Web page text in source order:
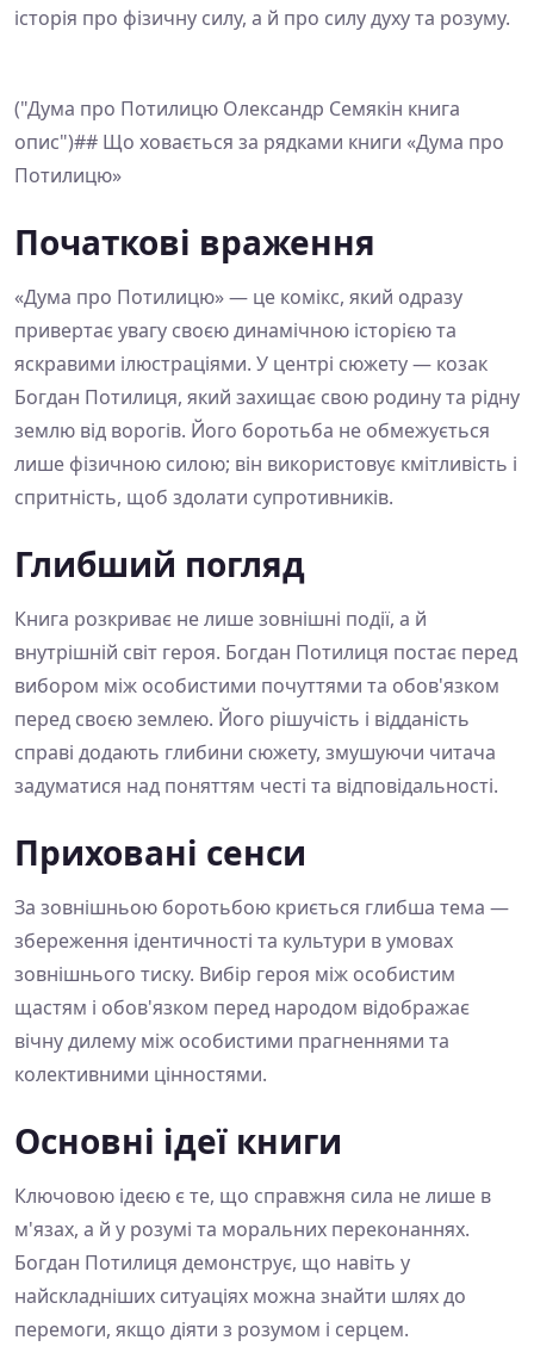
історія про фізичну силу, а й про силу духу та розуму.
("Дума про Потилицю Олександр Семякін книга
опис")## Що ховається за рядками книги «Дума про
Потилицю»
Початкові враження
«Дума про Потилицю» — це комікс, який одразу
привертає увагу своєю динамічною історією та
яскравими ілюстраціями. У центрі сюжету — козак
Богдан Потилиця, який захищає свою родину та рідну
землю від ворогів. Його боротьба не обмежується
лише фізичною силою; він використовує кмітливість і
спритність, щоб здолати супротивників.
Глибший погляд
Книга розкриває не лише зовнішні події, а й
внутрішній світ героя. Богдан Потилиця постає перед
вибором між особистими почуттями та обов'язком
перед своєю землею. Його рішучість і відданість
справі додають глибини сюжету, змушуючи читача
задуматися над поняттям честі та відповідальності.
Приховані сенси
За зовнішньою боротьбою криється глибша тема —
збереження ідентичності та культури в умовах
зовнішнього тиску. Вибір героя між особистим
щастям і обов'язком перед народом відображає
вічну дилему між особистими прагненнями та
колективними цінностями.
Основні ідеї книги
Ключовою ідеєю є те, що справжня сила не лише в
м'язах, а й у розумі та моральних переконаннях.
Богдан Потилиця демонструє, що навіть у
найскладніших ситуаціях можна знайти шлях до
перемоги, якщо діяти з розумом і серцем.